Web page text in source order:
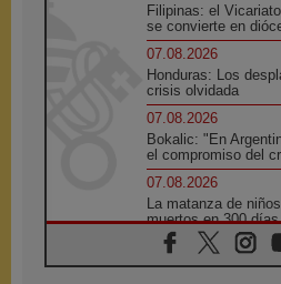
Filipinas: el
se convierte en
07.08.2026
Honduras: Los
crisis olvidada
07.08.2026
Bokalic: "En
el compromiso del
07.08.2026
La matanza de
muertos en 300 días
07.08.2026
Tagle: La guerra